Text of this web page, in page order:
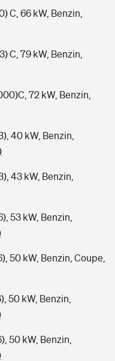
C, 66 kW, Benzin,
C, 79 kW, Benzin,
72 kW, Benzin,
40 kW, Benzin,
43 kW, Benzin,
53 kW, Benzin,
50 kW, Benzin, Coupe,
50 kW, Benzin,
50 kW, Benzin,